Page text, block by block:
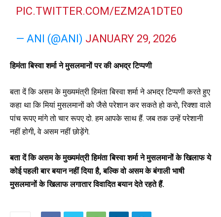
PIC.TWITTER.COM/EZM2A1DTE0
— ANI (@ANI) JANUARY 29, 2026
हिमंता बिस्वा शर्मा ने मुसलमानों पर की अभद्र टिप्पणी
बता दें कि असम के मुख्यमंत्री हिमंता बिस्वा शर्मा ने अभद्र टिप्पणी करते हुए
कहा था कि मियां मुसलमानों को जैसे परेशान कर सकते हो करो, रिक्शा वाले
पांच रूपए मांगे तो चार रूपए दो. हम आपके साथ हैं. जब तक उन्हें परेशानी
नहीं होगी, वे असम नहीं छोड़ेंगे.
बता दें कि असम के मुख्यमंत्री हिमंता बिस्वा शर्मा ने मुसलमानों के खिलाफ ये
कोई पहली बार बयान नहीं दिया है, बल्कि वो असम के बंगाली भाषी
मुसलमानों के खिलाफ लगातार विवादित बयान देते रहते हैं.